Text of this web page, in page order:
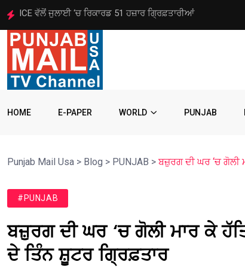
ਵਿਦਿਆਰਥੀ ਵੀਜ਼ਾ ਸਮੇਤ ਹੋਰਨਾਂ ਵੀਜ਼ਿਆਂ ਉੱਤੇ ਨਵੇਂ ਨਿਯਮ ਲਾਗੂ
HOME E-PAPER WORLD PUNJAB
Punjab Mail Usa > Blog > PUNJAB >ਬਜ਼ੁਰਗ ਦੀ ਘਰ ‘ਚ
#PUNJAB
ਬਜ਼ੁਰਗ ਦੀ ਘਰ ‘ਚ ਗੋਲੀ ਮਾਰ ਕੇ
ਦੇ ਤਿੰਨ ਸ਼ੂਟਰ ਗ੍ਰਿਫ਼ਤਾਰ